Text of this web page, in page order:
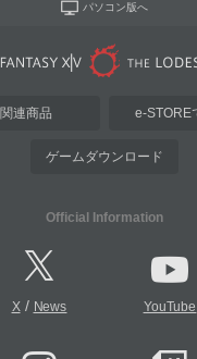
パソコン版へ
関連商品 e-STORE
ゲームダウンロード
Official Information
X/ News YouTube